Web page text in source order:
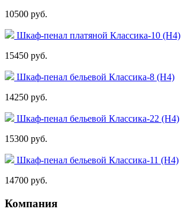
10500 руб.
Шкаф-пенал платяной Классика-10 (Н4)
15450 руб.
Шкаф-пенал бельевой Классика-8 (Н4)
14250 руб.
Шкаф-пенал бельевой Классика-22 (Н4)
15300 руб.
Шкаф-пенал бельевой Классика-11 (Н4)
14700 руб.
Компания